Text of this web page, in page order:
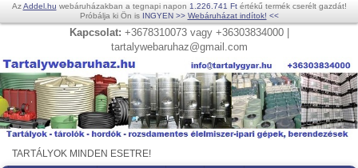
AzAddel.hu webáruházakban a tegnapi napon 1.226.741 Ftértékű termék cserélt gazdát!
Próbálja ki Ön is INGYEN >> Webáruházat indítok! <<
Kapcsolat: +3678310073 vagy +36303834000 |
tartalywebaruhaz@gmail.com
TARTÁLYOK MINDEN ESETRE!